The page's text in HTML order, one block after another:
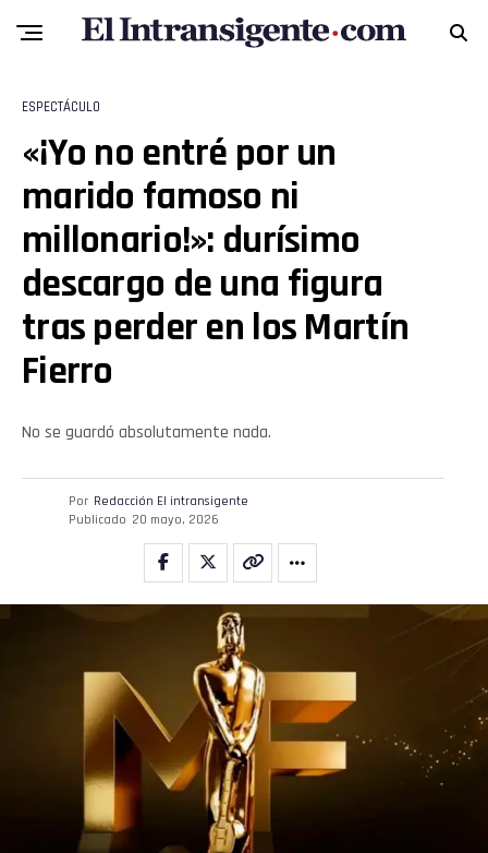
ESPECTÁCULO
«¡Yo no entré por un
marido famoso ni
millonario!»: durísimo
descargo de una figura
tras perder en los Martín
Fierro
No se guardó absolutamente nada.
Por Redacción El intransigente
Publicado 20 mayo, 2026
Reddit
Pinterest
Email